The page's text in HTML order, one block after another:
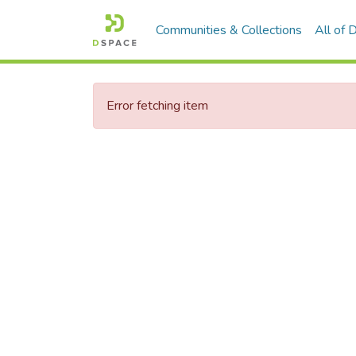
Communities & Collections All of
Error fetching item